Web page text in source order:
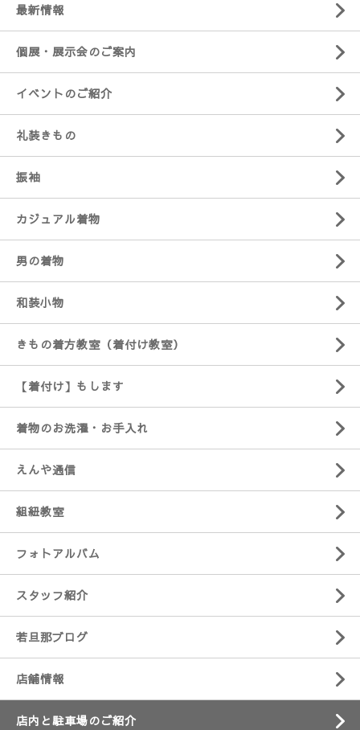
最新情報
個展・展示会のご案内
イベントのご紹介
礼装きもの
振袖
カジュアル着物
男の着物
和装小物
きもの着方教室（着付け教室）
【着付け】もします
着物のお洗濯・お手入れ
えんや通信
組紐教室
フォトアルバム
スタッフ紹介
若旦那ブログ
店舗情報
店内と駐車場のご紹介